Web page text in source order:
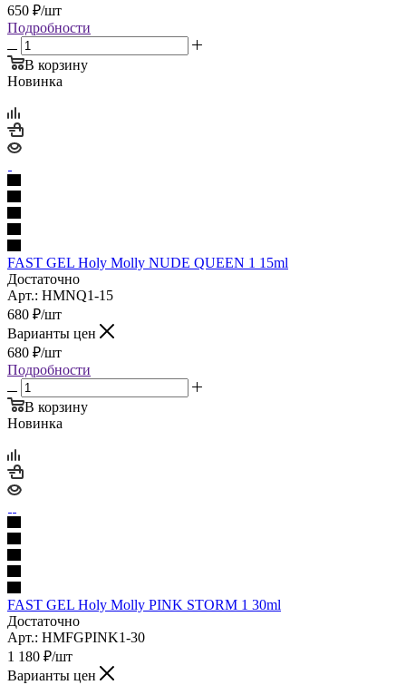
650 ₽/шт
Подробности
В корзину
Новинка
FAST GEL Holy Molly NUDE QUEEN 1 15ml
Достаточно
Арт.: HMNQ1-15
680 ₽/шт
Варианты цен
680 ₽/шт
Подробности
В корзину
Новинка
FAST GEL Holy Molly PINK STORM 1 30ml
Достаточно
Арт.: HMFGPINK1-30
1 180 ₽/шт
Варианты цен